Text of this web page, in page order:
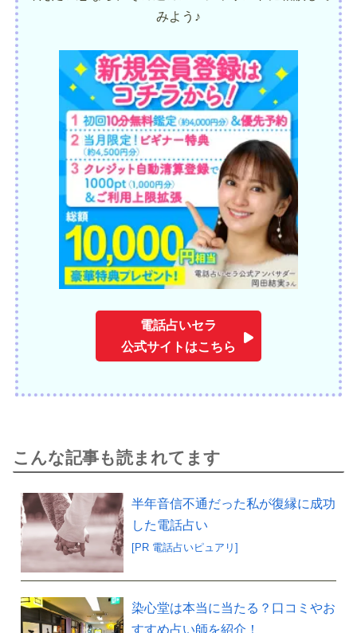
みよう♪
電話占いセラ
公式サイトはこちら
こんな記事も読まれてます
半年音信不通だった私が復縁に成功
した電話占い
[PR 電話占いピュアリ]
染心堂は本当に当たる？口コミやお
すすめ占い師を紹介！